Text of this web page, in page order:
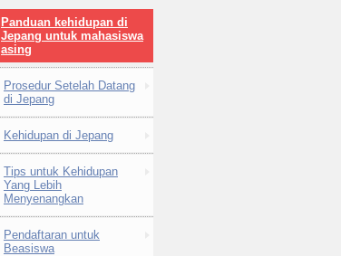
Panduan kehidupan di
Jepang untuk mahasiswa
asing
Prosedur Setelah Datang
di Jepang
Kehidupan di Jepang
Tips untuk Kehidupan
Yang Lebih
Menyenangkan
Pendaftaran untuk
Beasiswa